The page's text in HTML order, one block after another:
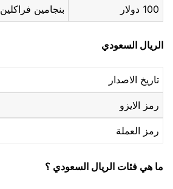
100 دولار بنجامين فراكلين
الريال السعودي
تاريخ الاصدار
رمز الايزو
رمز العملة
ما هي فئات الريال السعودي ؟